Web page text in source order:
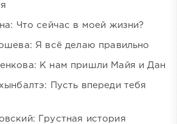
Что сейчас в моей жизни?
Я всё делаю правильно
К нам пришли Майя и Дан
Пусть впереди тебя
Грустная история